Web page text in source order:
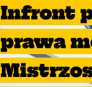
Infront
prawa